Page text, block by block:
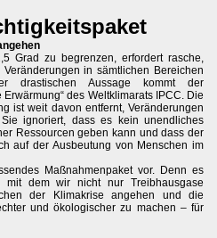
Grad zu begrenzen, erfordert rasche,
in sämtlichen Bereichen
drastischen Aussage kommt der
des Weltklimarats IPCC. Die
ist weit davon entfernt, Veränderungen
ignoriert, dass es kein unendliches
Ressourcen geben kann und dass der
auf der Ausbeutung von Menschen im
Maßnahmenpaket vor. Denn es
mit dem wir nicht nur Treibhausgase
der Klimakrise angehen und die
und ökologischer zu machen – für